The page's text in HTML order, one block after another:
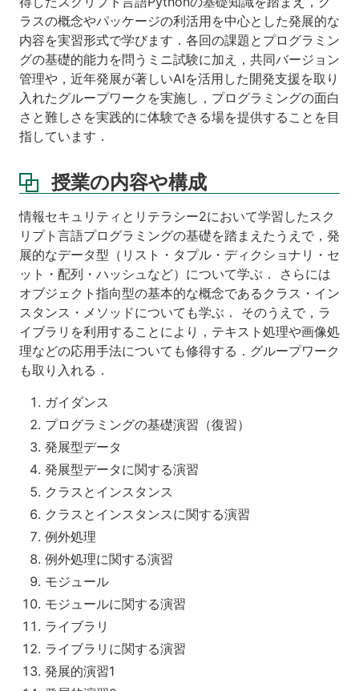
ラスの概念やパッケージの利活用を中心とした発展的な
内容を実習形式で学びます．各回の課題とプログラミン
グの基礎的能力を問うミニ試験に加え，共同バージョン
管理や，近年発展が著しいAIを活用した開発支援を取り
入れたグループワークを実施し，プログラミングの面白
さと難しさを実践的に体験できる場を提供することを目
指しています．
授業の内容や構成
情報セキュリティとリテラシー2において学習したスク
リプト言語プログラミングの基礎を踏まえたうえで，発
展的なデータ型（リスト・タプル・ディクショナリ・セ
ット・配列・ハッシュなど）について学ぶ． さらには
オブジェクト指向型の基本的な概念であるクラス・イン
スタンス・メソッドについても学ぶ． そのうえで，ラ
イブラリを利用することにより，テキスト処理や画像処
理などの応用手法についても修得する．グループワーク
も取り入れる．
ガイダンス
プログラミングの基礎演習（復習）
発展型データ
発展型データに関する演習
クラスとインスタンス
クラスとインスタンスに関する演習
例外処理
例外処理に関する演習
モジュール
モジュールに関する演習
ライブラリ
ライブラリに関する演習
発展的演習1